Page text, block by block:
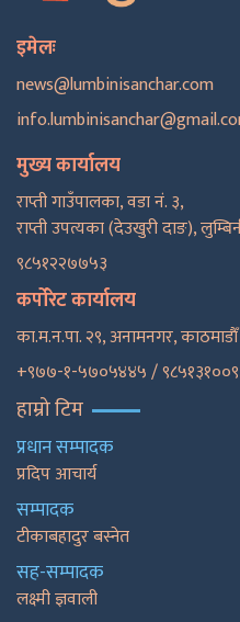
इमेलः
news@lumbinisanchar.com
मुख्य कार्यालय
राप्ती गाउँपालका, वडा नं. ३,
राप्ती उपत्यका (देउखुरी दाङ),
९८५१२२७७५३
कर्पोरेट कार्यालय
का.म.न.पा. २९, अनामनगर, काठमाडाैँ
+९७७-१-५७०५४४५ /
हाम्रो टिम
प्रधान सम्पादक
प्रदिप आचार्य
सम्पादक
टीकाबहादुर बस्नेत
सह-सम्पादक
लक्ष्मी ज्ञवाली